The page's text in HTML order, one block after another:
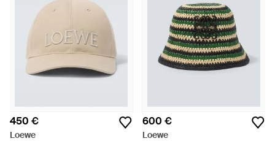
450 €
Loewe
600 €
Loewe